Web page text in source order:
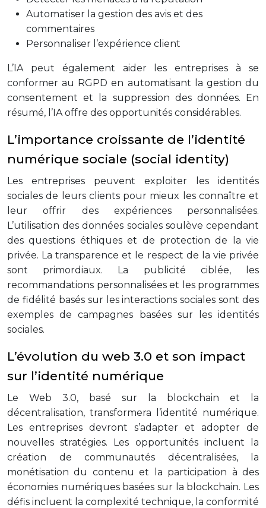
Automatiser la gestion des avis et des
commentaires
Personnaliser l’expérience client
L’IA peut également aider les entreprises à se
conformer au RGPD en automatisant la gestion du
consentement et la suppression des données. En
résumé, l’IA offre des opportunités considérables.
L’importance croissante de l’identité
numérique sociale (social identity)
Les entreprises peuvent exploiter les identités
sociales de leurs clients pour mieux les connaître et
leur offrir des expériences personnalisées.
L’utilisation des données sociales soulève cependant
des questions éthiques et de protection de la vie
privée. La transparence et le respect de la vie privée
sont primordiaux. La publicité ciblée, les
recommandations personnalisées et les programmes
de fidélité basés sur les interactions sociales sont des
exemples de campagnes basées sur les identités
sociales.
L’évolution du web 3.0 et son impact
sur l’identité numérique
Le Web 3.0, basé sur la blockchain et la
décentralisation, transformera l’identité numérique.
Les entreprises devront s’adapter et adopter de
nouvelles stratégies. Les opportunités incluent la
création de communautés décentralisées, la
monétisation du contenu et la participation à des
économies numériques basées sur la blockchain. Les
défis incluent la complexité technique, la conformité